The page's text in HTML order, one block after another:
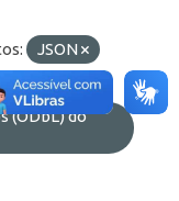
JSON
(ODbL) do